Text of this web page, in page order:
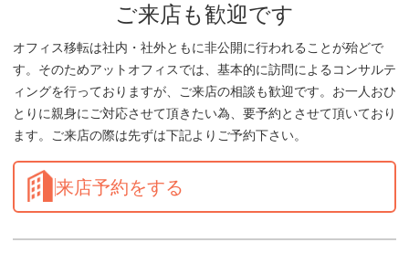
ご来店も歓迎です
オフィス移転は社内・社外ともに非公開に行われることが殆どで
す。そのためアットオフィスでは、基本的に訪問によるコンサルテ
ィングを行っておりますが、ご来店の相談も歓迎です。お一人おひ
とりに親身にご対応させて頂きたい為、要予約とさせて頂いており
ます。ご来店の際は先ずは下記よりご予約下さい。
来店予約をする